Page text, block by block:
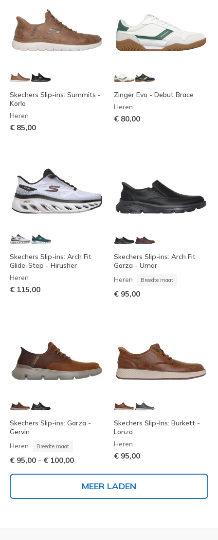
Skechers Slip-ins: Summits -
Korlo
Heren
€ 85,00
Zinger Evo - Debut Brace
Heren
€ 80,00
Skechers Slip-ins: Arch Fit
Glide-Step - Hirusher
Heren
€ 115,00
Skechers Slip-ins: Arch Fit
Garza - Umar
Heren Breedte maat
€ 95,00
Skechers Slip-ins: Garza -
Gervin
Heren Breedte maat
€ 95,00 - € 100,00
Skechers Slip-Ins: Burkett -
Lonzo
Heren
€ 95,00
MEER LADEN